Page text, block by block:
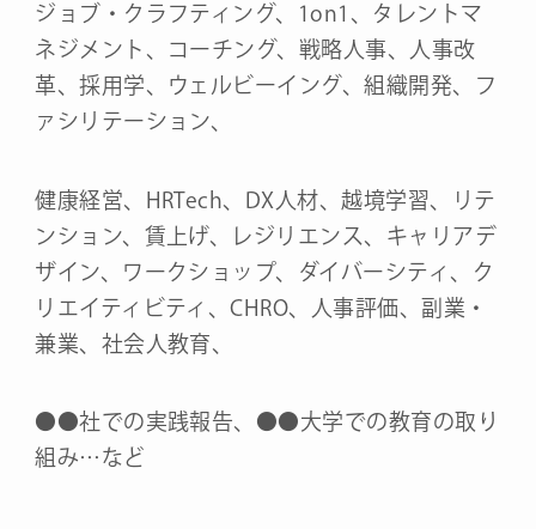
ジョブ・クラフティング、1on1、タレントマ
ネジメント、コーチング、戦略人事、人事改
革、採用学、ウェルビーイング、組織開発、フ
ァシリテーション、
健康経営、HRTech、DX人材、越境学習、リテ
ンション、賃上げ、レジリエンス、キャリアデ
ザイン、ワークショップ、ダイバーシティ、ク
リエイティビティ、CHRO、人事評価、副業・
兼業、社会人教育、
●●社での実践報告、●●大学での教育の取り
組み…など